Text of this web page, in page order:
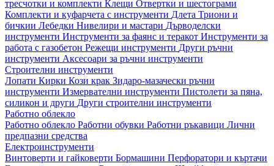
тресчотки и комплекти Клещи Отвертки и шестограми
Комплекти и куфарчета с инструменти Длета Триони и
бичкии Лебедки Нивелири и мастари Дърводелски
инструменти Инструменти за фаянс и теракот Инструменти за
работа с газобетон Режещи инструменти Други ръчни
инструменти Аксесоари за ръчни инструменти
Строителни инструменти
Лопати Кирки Кози крак Зидаро-мазачески ръчни
инструменти Измервателни инструменти Пистолети за пяна,
силикон и други Други строителни инструменти
Работно облекло
Работно облекло Работни обувки Работни ръкавици Лични
предпазни средства
Електроинструменти
Винтоверти и гайковерти Бормашини Перфоратори и къртачи